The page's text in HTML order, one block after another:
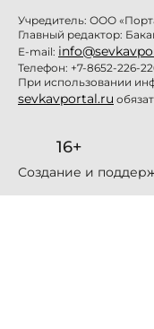
Учредитель: ООО
Главный редактор:
E-mail:
Телефон: +7-8652-226-
При использовании
sevkavportal.ru
16+
Создание и